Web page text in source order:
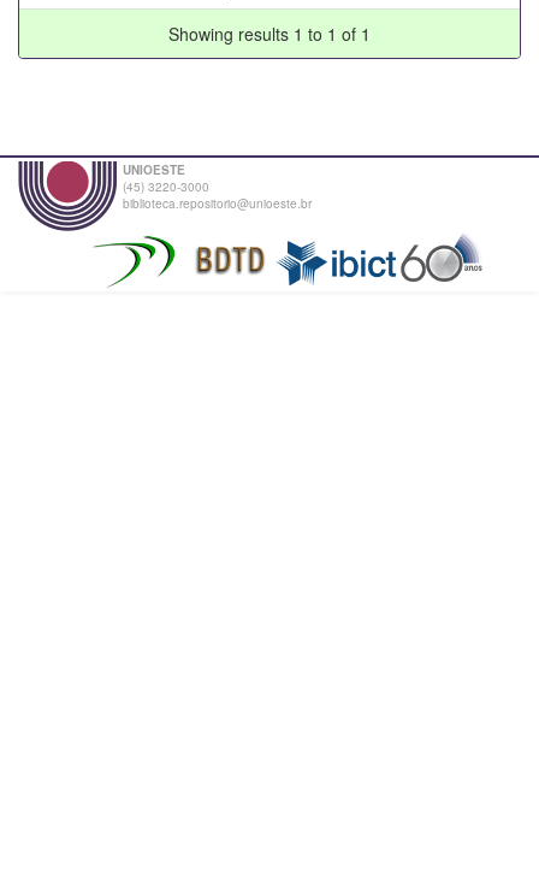
Showing results 1 to 1 of 1
UNIOESTE
(45) 3220-3000
biblioteca.repositorio@unioeste.br